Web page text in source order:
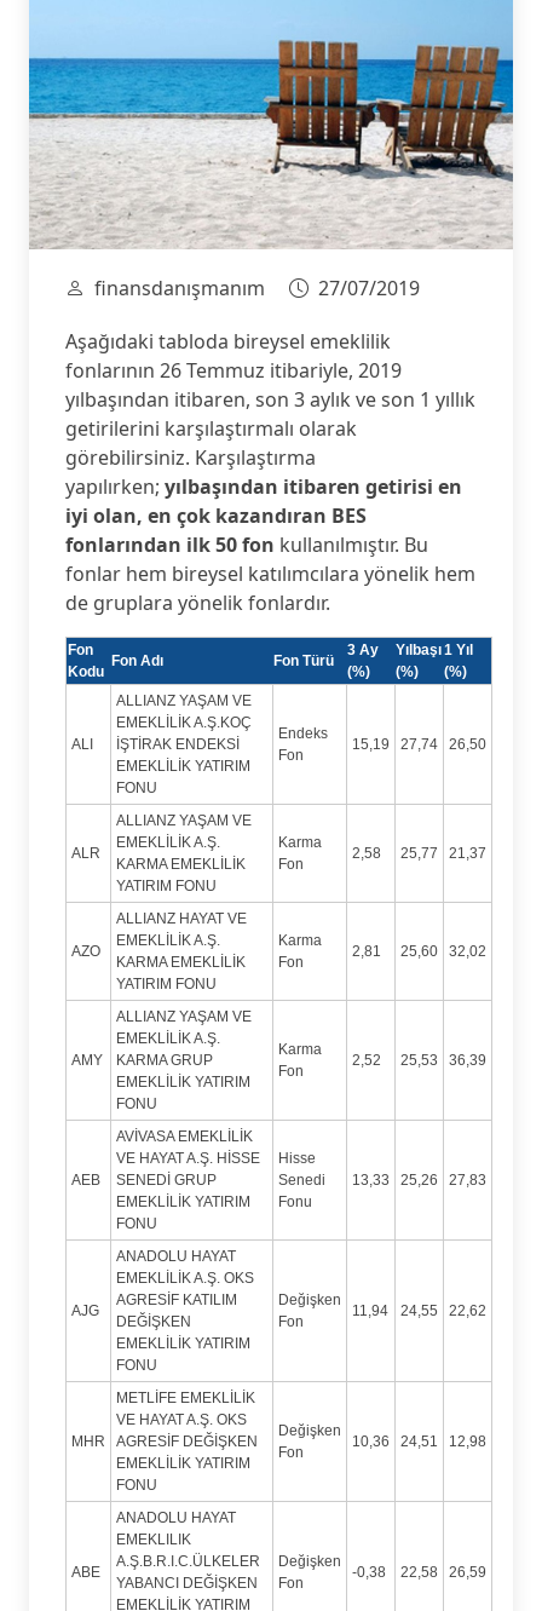
finansdanışmanım
27/07/2019
Aşağıdaki tabloda bireysel emeklilik
fonlarının 26 Temmuz itibariyle, 2019
yılbaşından itibaren, son 3 aylık ve son 1 yıllık
getirilerini karşılaştırmalı olarak
görebilirsiniz. Karşılaştırma
yapılırken; yılbaşından itibaren getirisi en
iyi olan, en çok kazandıran BES
fonlarından ilk 50 fon kullanılmıştır. Bu
fonlar hem bireysel katılımcılara yönelik hem
de gruplara yönelik fonlardır.
Fon
Kodu
Fon Adı Fon Türü
3 Ay
(%)
Yılbaşı
(%)
1 Yıl
(%)
ALI
ALLIANZ YAŞAM VE
EMEKLİLİK A.Ş.KOÇ
İŞTİRAK ENDEKSİ
EMEKLİLİK YATIRIM
FONU
Endeks
Fon
15,19 27,74 26,50
ALR
ALLIANZ YAŞAM VE
EMEKLİLİK A.Ş.
KARMA EMEKLİLİK
YATIRIM FONU
Karma
Fon
2,58 25,77 21,37
AZO
ALLIANZ HAYAT VE
EMEKLİLİK A.Ş.
KARMA EMEKLİLİK
YATIRIM FONU
Karma
Fon
2,81 25,60 32,02
AMY
ALLIANZ YAŞAM VE
EMEKLİLİK A.Ş.
KARMA GRUP
EMEKLİLİK YATIRIM
FONU
Karma
Fon
2,52 25,53 36,39
AEB
AVİVASA EMEKLİLİK
VE HAYAT A.Ş. HİSSE
SENEDİ GRUP
EMEKLİLİK YATIRIM
FONU
Hisse
Senedi
Fonu
13,33 25,26 27,83
AJG
ANADOLU HAYAT
EMEKLİLİK A.Ş. OKS
AGRESİF KATILIM
DEĞİŞKEN
EMEKLİLİK YATIRIM
FONU
Değişken
Fon
11,94 24,55 22,62
MHR
METLİFE EMEKLİLİK
VE HAYAT A.Ş. OKS
AGRESİF DEĞİŞKEN
EMEKLİLİK YATIRIM
FONU
Değişken
Fon
10,36 24,51 12,98
ABE
ANADOLU HAYAT
EMEKLILIK
A.Ş.B.R.I.C.ÜLKELER
YABANCI DEĞİŞKEN
EMEKLİLİK YATIRIM
Değişken
Fon
-0,38 22,58 26,59